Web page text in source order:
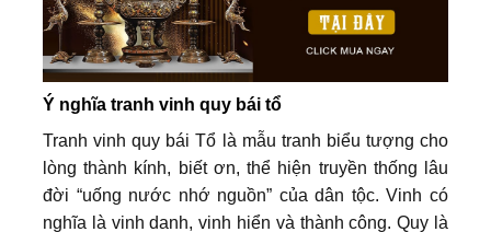
Ý nghĩa tranh vinh quy bái tổ
Tranh vinh quy bái Tổ là mẫu tranh biểu tượng cho
lòng thành kính, biết ơn, thể hiện truyền thống lâu
đời “uống nước nhớ nguồn” của dân tộc. Vinh có
nghĩa là vinh danh, vinh hiển và thành công. Quy là